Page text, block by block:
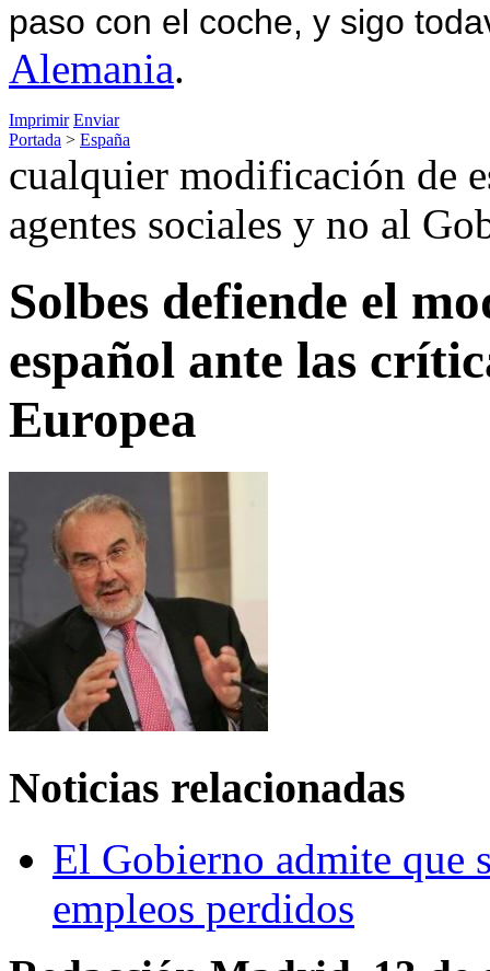
paso con el coche, y sigo
Alemania.
Imprimir Enviar
Portada > España
cualquier modificación de
agentes sociales y no al
Solbes defiende el
español ante las
Europea
Noticias relacionadas
El Gobierno admite que
empleos perdidos